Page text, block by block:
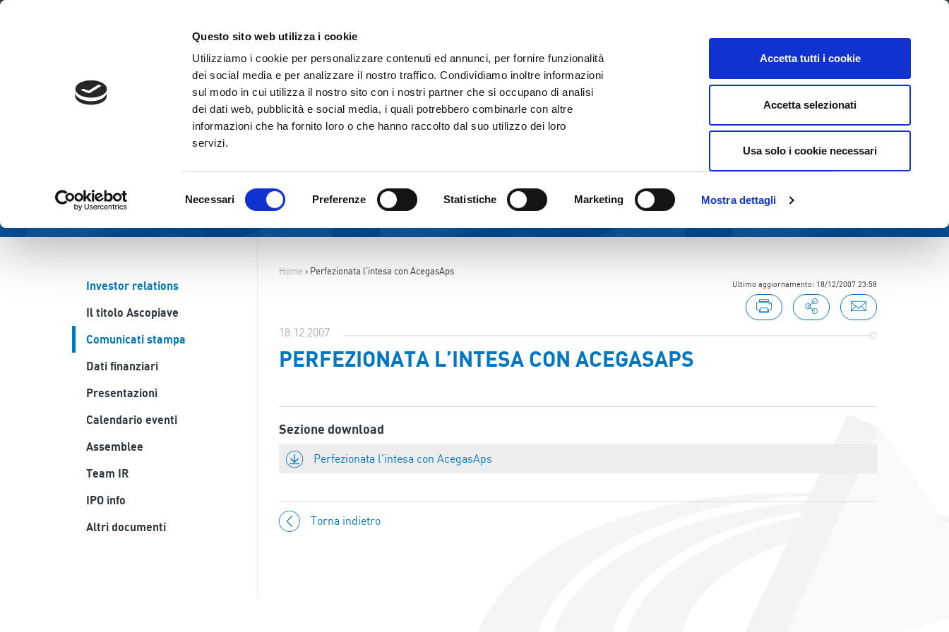
Questo sito web utilizza i cookie
Utilizziamo i cookie per personalizzare contenuti ed annunci, per fornire funzionalità
dei social media e per analizzare il nostro traffico. Condividiamo inoltre informazioni
sul modo in cui utilizza il nostro sito con i nostri partner che si occupano di analisi
dei dati web, pubblicità e social media, i quali potrebbero combinarle con altre
informazioni che ha fornito loro o che hanno raccolto dal suo utilizzo dei loro
servizi.
del
Necessari Preferenze Statistiche Marketing Mostra dettagli
Accetta tutti i cookie
Accetta selezionati
Usa solo i cookie necessari
IL GRUPPO ATTIVITÀ CORPORATE GOVERNANCE INVESTOR RELATIONS SOSTENIBILITÀ
Investor relations
Il titolo Ascopiave
Comunicati stampa
Dati finanziari
Presentazioni
Calendario eventi
Assemblee
Team IR
IPO info
Altri documenti
Home › Perfezionata l’intesa con AcegasAps
Ultimo aggiornamento: 18/12/2007 23:58
18.12.2007
PERFEZIONATA L’INTESA CON ACEGASAPS
Sezione download
Perfezionata l'intesa con AcegasAps
Torna indietro